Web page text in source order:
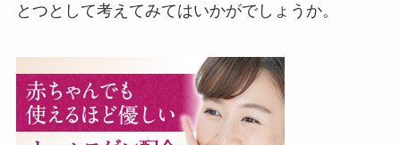
とつとして考えてみてはいかがでしょうか。